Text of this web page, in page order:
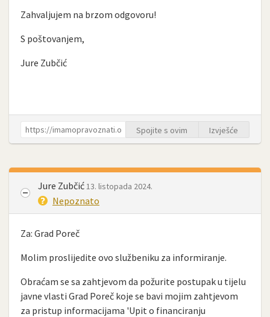
Zahvaljujem na brzom odgovoru!
S poštovanjem,
Jure Zubčić
Spojite s ovim Izvješće
Jure Zubčić13. listopada 2024.
Nepoznato
Za: Grad Poreč
Molim proslijedite ovo službeniku za informiranje.
Obraćam se sa zahtjevom da požurite postupak u tijelu
javne vlasti Grad Poreč koje se bavi mojim zahtjevom
za pristup informacijama 'Upit o financiranju